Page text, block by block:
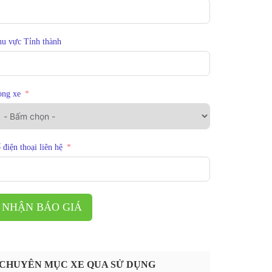
vực Tỉnh thành
xe
điện thoại liên hệ
NHẬN BÁO GIÁ
MỤC XE QUA SỬ DỤNG